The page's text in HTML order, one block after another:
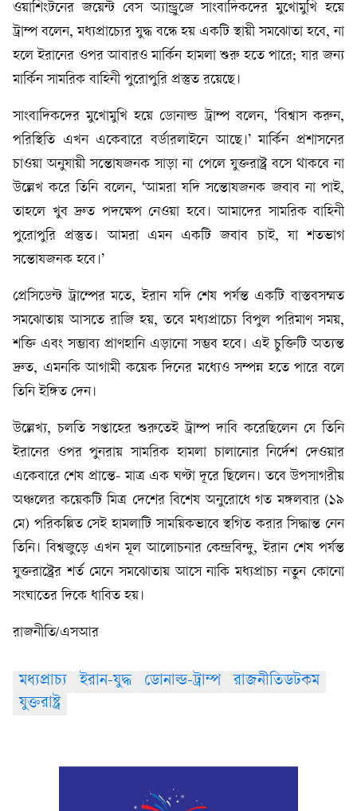
ওয়াশিংটনের জয়েন্ট বেস অ্যান্ড্রুজে সাংবাদিকদের মুখোমুখি হয়ে
ট্রাম্প বলেন, মধ্যপ্রাচ্যের যুদ্ধ বন্ধে হয় একটি স্থায়ী সমঝোতা হবে, না
হলে ইরানের ওপর আবারও মার্কিন হামলা শুরু হতে পারে; যার জন্য
মার্কিন সামরিক বাহিনী পুরোপুরি প্রস্তুত রয়েছে।
সাংবাদিকদের মুখোমুখি হয়ে ডোনাল্ড ট্রাম্প বলেন, ‘বিশ্বাস করুন,
পরিস্থিতি এখন একেবারে বর্ডারলাইনে আছে।’ মার্কিন প্রশাসনের
চাওয়া অনুযায়ী সন্তোষজনক সাড়া না পেলে যুক্তরাষ্ট্র বসে থাকবে না
উল্লেখ করে তিনি বলেন, ‘আমরা যদি সন্তোষজনক জবাব না পাই,
তাহলে খুব দ্রুত পদক্ষেপ নেওয়া হবে। আমাদের সামরিক বাহিনী
পুরোপুরি প্রস্তুত। আমরা এমন একটি জবাব চাই, যা শতভাগ
সন্তোষজনক হবে।’
প্রেসিডেন্ট ট্রাম্পের মতে, ইরান যদি শেষ পর্যন্ত একটি বাস্তবসম্মত
সমঝোতায় আসতে রাজি হয়, তবে মধ্যপ্রাচ্যে বিপুল পরিমাণ সময়,
শক্তি এবং সম্ভাব্য প্রাণহানি এড়ানো সম্ভব হবে। এই চুক্তিটি অত্যন্ত
দ্রুত, এমনকি আগামী কয়েক দিনের মধ্যেও সম্পন্ন হতে পারে বলে
তিনি ইঙ্গিত দেন।
উল্লেখ্য, চলতি সপ্তাহের শুরুতেই ট্রাম্প দাবি করেছিলেন যে তিনি
ইরানের ওপর পুনরায় সামরিক হামলা চালানোর নির্দেশ দেওয়ার
একেবারে শেষ প্রান্তে- মাত্র এক ঘণ্টা দূরে ছিলেন। তবে উপসাগরীয়
অঞ্চলের কয়েকটি মিত্র দেশের বিশেষ অনুরোধে গত মঙ্গলবার (১৯
মে) পরিকল্পিত সেই হামলাটি সাময়িকভাবে স্থগিত করার সিদ্ধান্ত নেন
তিনি। বিশ্বজুড়ে এখন মূল আলোচনার কেন্দ্রবিন্দু, ইরান শেষ পর্যন্ত
যুক্তরাষ্ট্রের শর্ত মেনে সমঝোতায় আসে নাকি মধ্যপ্রাচ্য নতুন কোনো
সংঘাতের দিকে ধাবিত হয়।
রাজনীতি/এসআর
মধ্যপ্রাচ্য ইরান-যুদ্ধ ডোনাল্ড-ট্রাম্প
রাজনীতিডটকম
যুক্তরাষ্ট্র